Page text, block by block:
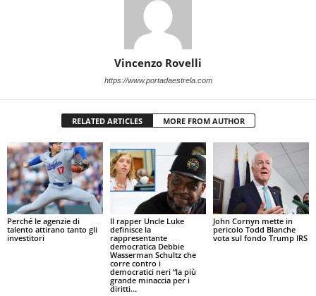
Vincenzo Rovelli
https://www.portadaestrela.com
RELATED ARTICLES MORE FROM AUTHOR
Perché le agenzie di
talento attirano tanto gli
investitori
Il rapper Uncle Luke
definisce la
rappresentante
democratica Debbie
Wasserman Schultz che
corre contro i
democratici neri “la più
grande minaccia per i
diritti...
John Cornyn mette in
pericolo Todd Blanche
vota sul fondo Trump IRS